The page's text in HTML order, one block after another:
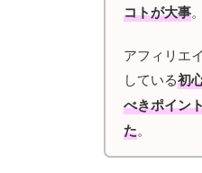
コトが大事。
アフィリエ
している初
べきポイン
た。